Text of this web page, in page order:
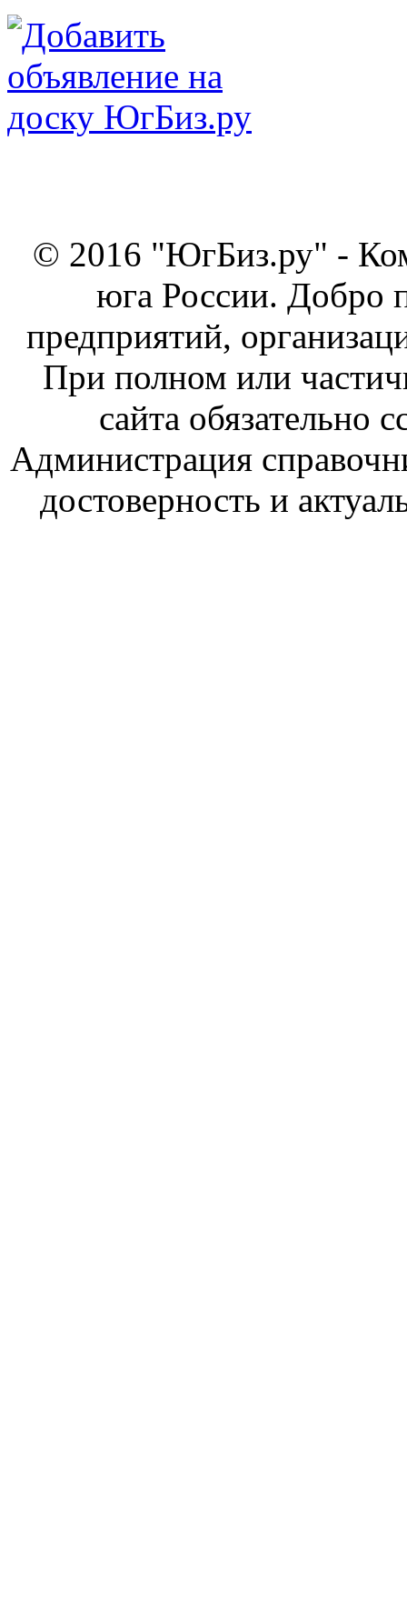
© 2016 "ЮгБиз.ру" -
юга России. Добро
предприятий,
При полном или
сайта обязательно
Администрация
достоверность и